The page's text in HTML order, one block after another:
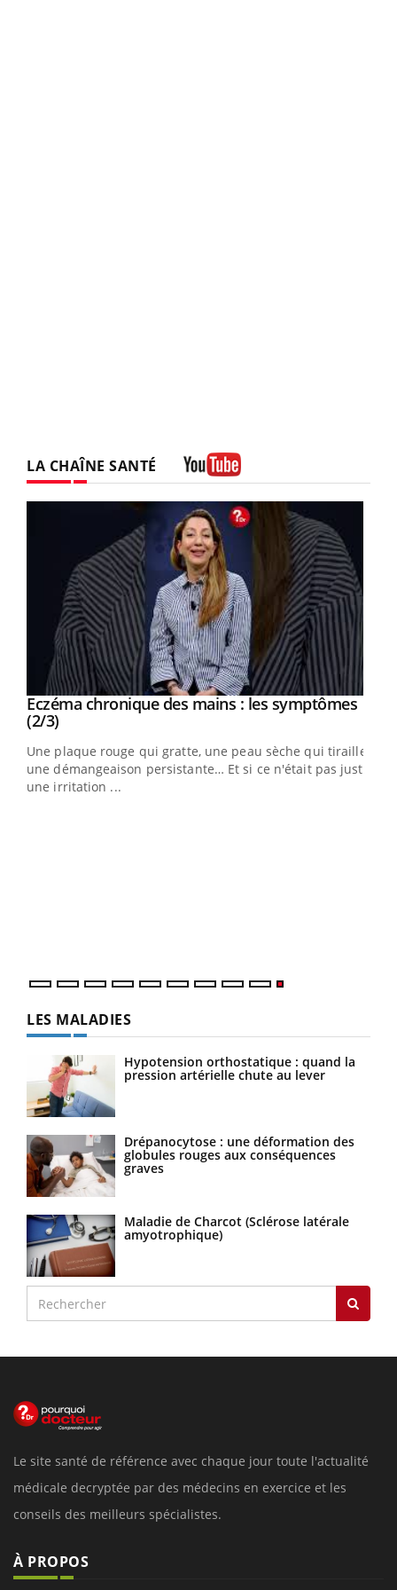
LA CHAÎNE SANTÉ
Youtube
Eczéma chronique des mains : les symptômes
(2/3)Youtube
Une plaque rouge qui gratte, une peau sèche qui tiraille,
une démangeaison persistante… Et si ce n'était pas juste
une irritation ...
LES MALADIES
Hypotension orthostatique : quand la
pression artérielle chute au lever
Drépanocytose : une déformation des
globules rouges aux conséquences
graves
Maladie de Charcot (Sclérose latérale
amyotrophique)
Le site santé de référence avec chaque jour toute l'actualité
médicale decryptée par des médecins en exercice et les
conseils des meilleurs spécialistes.
À PROPOS